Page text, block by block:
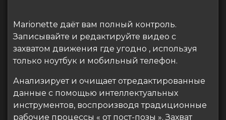
Marionette даёт вам полный контроль.
Записывайте и редактируйте видео с
захватом движения где угодно , используя
только ноутбук и мобильный телефон.
Анализирует и очищает отредактированные
данные с помощью интеллектуальных
инструментов, воспроизводя традиционные
рабочие процессы « от пост-позы ». Захват